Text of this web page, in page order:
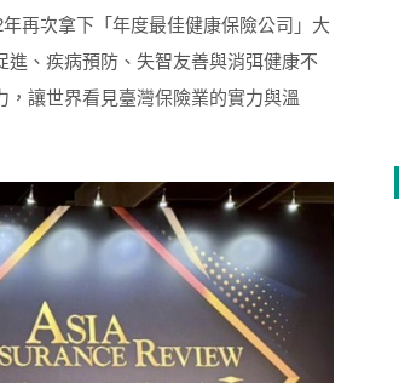
再次拿下「年度最佳健康保險公司」大
、疾病預防、失智友善與消弭健康不
讓世界看見臺灣保險業的實力與溫